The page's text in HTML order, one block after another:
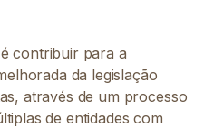
contribuir para a
da legislação
através de um processo
de entidades com